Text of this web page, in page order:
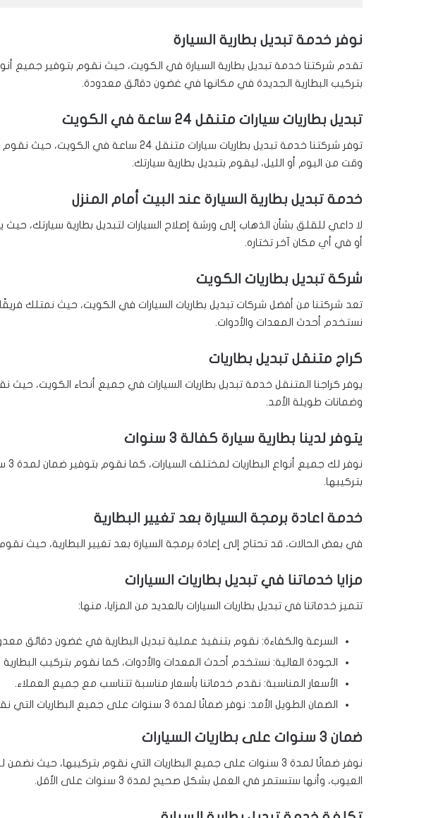
نوفر خدمة تبديل بطارية السيارة
تقدم شركتنا خدمة تبديل بطارية السيارة في الكويت، حيث نقوم بتوفير جميع
بتركيب البطارية الجديدة في مكانها في غضون دقائق معدودة.
تبديل بطاريات سيارات متنقل 24 ساعة في الكويت
توفر شركتنا خدمة تبديل بطاريات سيارات
وقت من اليوم أو الليل، ليقوم بتبديل بطارية سيارتك.
خدمة تبديل بطارية السيارة عند البيت أمام المنزل
لا داعي للقلق بشأن الذهاب إلى ورشة إصلاح السيارات لتبديل بطارية سيارتك،
أو في أي مكان آخر تختاره.
شركة تبديل بطاريات الكويت
تعد شركتنا من أفضل شركات تبديل بطاريات السيارات في الكويت، حيث نمتلك
نستخدم أحدث المعدات والأدوات.
كراج متنقل تبديل بطاريات
يوفر كراجنا المتنقل خدمة تبديل بطاريات السيارات في جميع أنحاء الكويت،
وضمانات طويلة الأمد.
يتوفر لدينا بطارية سيارة كفالة 3 سنوات
بتركيبها.
خدمة اعادة برمجة السيارة بعد تغيير البطارية
في بعض الحالات، قد تحتاج إلى إعادة برمجة السيارة بعد تغيير البطارية، حيث
مزايا خدماتنا في تبديل بطاريات السيارات
تتميز خدماتنا في تبديل بطاريات السيارات بالعديد من المزايا، منها:
السرعة والكفاءة: نقوم بتنفيذ عملية تبديل البطارية في غضون دقائق
الجودة العالية: نستخدم أحدث المعدات والأدوات، كما نقوم بتركيب البطارية
الأسعار المناسبة: نقدم خدماتنا بأسعار مناسبة تتناسب مع جميع العملاء.
الضمان الطويل الأمد: نوفر ضمانًا لمدة 3 سنوات على جميع البطاريات التي نقوم بتركيبها.
ضمان 3 سنوات على بطاريات السيارات
نوفر ضمانًا لمدة 3 سنوات على جميع البطاريات التي نقوم بتركيبها، حيث
العيوب، وأنها ستستمر في العمل بشكل صحيح لمدة 3 سنوات على الأقل.